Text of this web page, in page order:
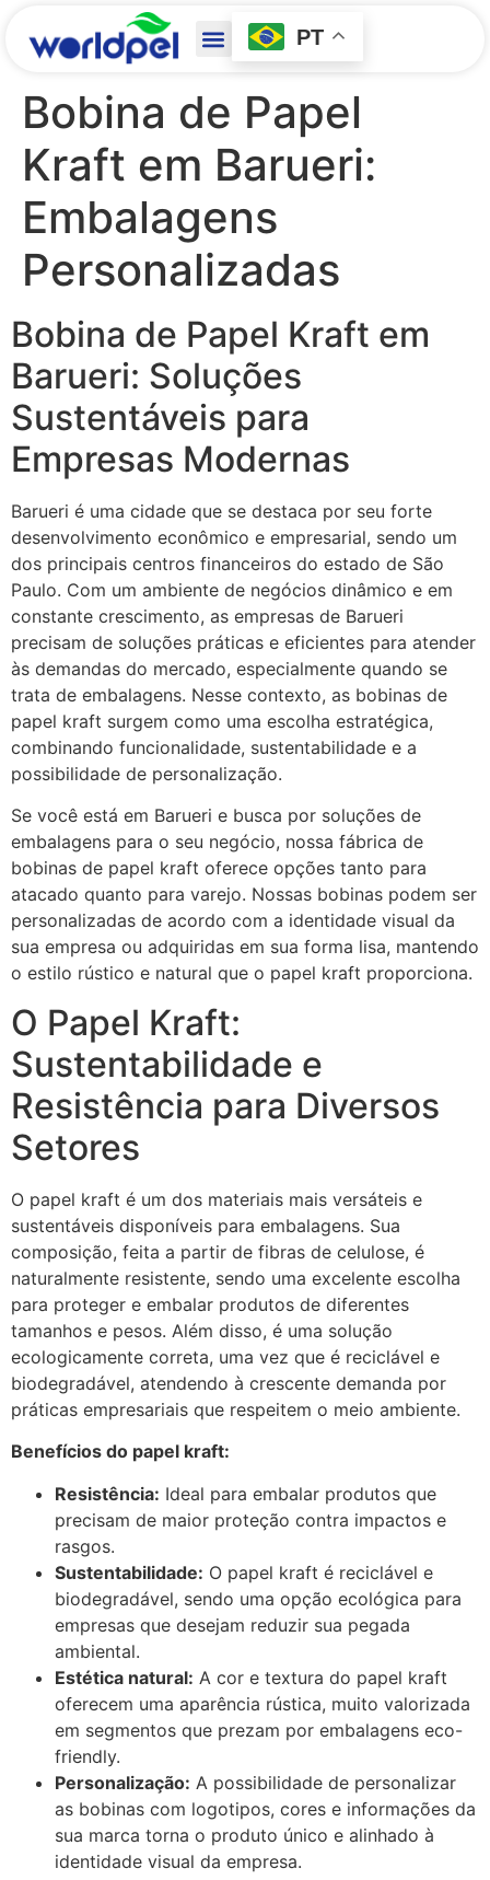
PT
Bobina de Papel
Kraft em Barueri:
Embalagens
Personalizadas
Bobina de Papel Kraft em
Barueri: Soluções
Sustentáveis para
Empresas Modernas
Barueri é uma cidade que se destaca por seu forte
desenvolvimento econômico e empresarial, sendo um
dos principais centros financeiros do estado de São
Paulo. Com um ambiente de negócios dinâmico e em
constante crescimento, as empresas de Barueri
precisam de soluções práticas e eficientes para atender
às demandas do mercado, especialmente quando se
trata de embalagens. Nesse contexto, as bobinas de
papel kraft surgem como uma escolha estratégica,
combinando funcionalidade, sustentabilidade e a
possibilidade de personalização.
Se você está em Barueri e busca por soluções de
embalagens para o seu negócio, nossa fábrica de
bobinas de papel kraft oferece opções tanto para
atacado quanto para varejo. Nossas bobinas podem ser
personalizadas de acordo com a identidade visual da
sua empresa ou adquiridas em sua forma lisa, mantendo
o estilo rústico e natural que o papel kraft proporciona.
O Papel Kraft:
Sustentabilidade e
Resistência para Diversos
Setores
O papel kraft é um dos materiais mais versáteis e
sustentáveis disponíveis para embalagens. Sua
composição, feita a partir de fibras de celulose, é
naturalmente resistente, sendo uma excelente escolha
para proteger e embalar produtos de diferentes
tamanhos e pesos. Além disso, é uma solução
ecologicamente correta, uma vez que é reciclável e
biodegradável, atendendo à crescente demanda por
práticas empresariais que respeitem o meio ambiente.
Benefícios do papel kraft:
Resistência: Ideal para embalar produtos que
precisam de maior proteção contra impactos e
rasgos.
Sustentabilidade: O papel kraft é reciclável e
biodegradável, sendo uma opção ecológica para
empresas que desejam reduzir sua pegada
ambiental.
Estética natural: A cor e textura do papel kraft
oferecem uma aparência rústica, muito valorizada
em segmentos que prezam por embalagens eco-
friendly.
Personalização: A possibilidade de personalizar
as bobinas com logotipos, cores e informações da
sua marca torna o produto único e alinhado à
identidade visual da empresa.